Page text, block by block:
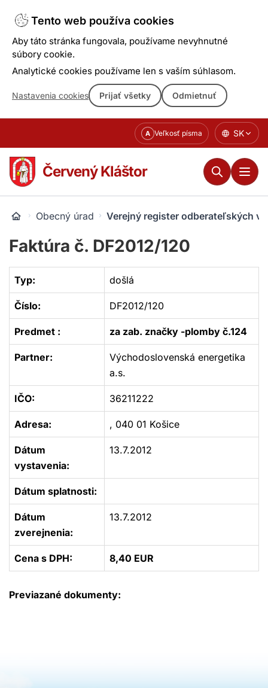
Tento web používa cookies
Aby táto stránka fungovala, používame nevyhnutné
súbory cookie.
Analytické cookies používame len s vaším súhlasom.
Nastavenia cookies Prijať všetky Odmietnuť
obsahu
A Veľkosť písma SK
Červený Kláštor
Obecný úrad Verejný register odberateľských
Faktúra č. DF2012/120
Typ: došlá
Číslo: DF2012/120
Predmet : za zab. značky -plomby č.124
Partner:
Východoslovenská energetika
a.s.
IČO: 36211222
Adresa: , 040 01 Košice
Dátum
vystavenia:
13.7.2012
Dátum splatnosti:
Dátum
zverejnenia:
13.7.2012
Cena s DPH: 8,40 EUR
Previazané dokumenty: